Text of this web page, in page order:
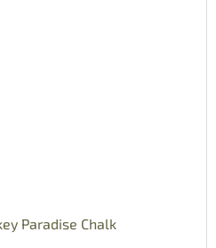
Paradise Chalk